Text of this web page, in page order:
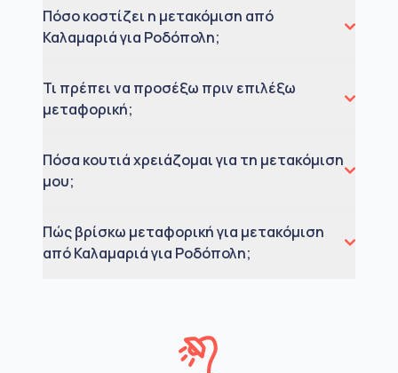
Πόσο κοστίζει η μετακόμιση από
Καλαμαριά για Ροδόπολη;
Τι πρέπει να προσέξω πριν επιλέξω
μεταφορική;
Πόσα κουτιά χρειάζομαι για τη μετακόμιση
μου;
Πώς βρίσκω μεταφορική για μετακόμιση
από Καλαμαριά για Ροδόπολη;